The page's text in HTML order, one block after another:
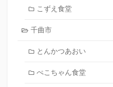
こずえ食堂
千曲市
とんかつあおい
ぺこちゃん食堂